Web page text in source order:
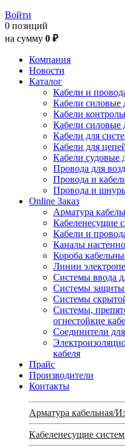
Войти
0 позиций
на сумму 0 ₽
Компания
Новости
Каталог
Кабели и
Кабели силовые
Кабели
Кабели силовые
Кабели для
Кабели для
Кабели судовые
Провода для
Провода и
Провода и
Online Заказ
Арматура
Кабеленесущие
Кабели и
Каналы
Короба
Линии
Системы ввода
Системы
Системы
Системы,
огнестойкие
Соединители
кабеля
Прайс
Производители
Контакты
Арматура кабельная/
Кабеленесущие